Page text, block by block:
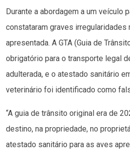
Durante a abordagem a um veículo
constataram graves irregularidades
apresentada. A GTA (Guia de
obrigatório para o transporte legal
adulterada, e o atestado sanitário
veterinário foi identificado como
“A guia de trânsito original era de
destino, na propriedade, no
atestado sanitário para as aves